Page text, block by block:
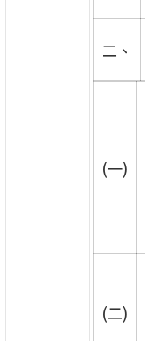
二、
(一)
(二)